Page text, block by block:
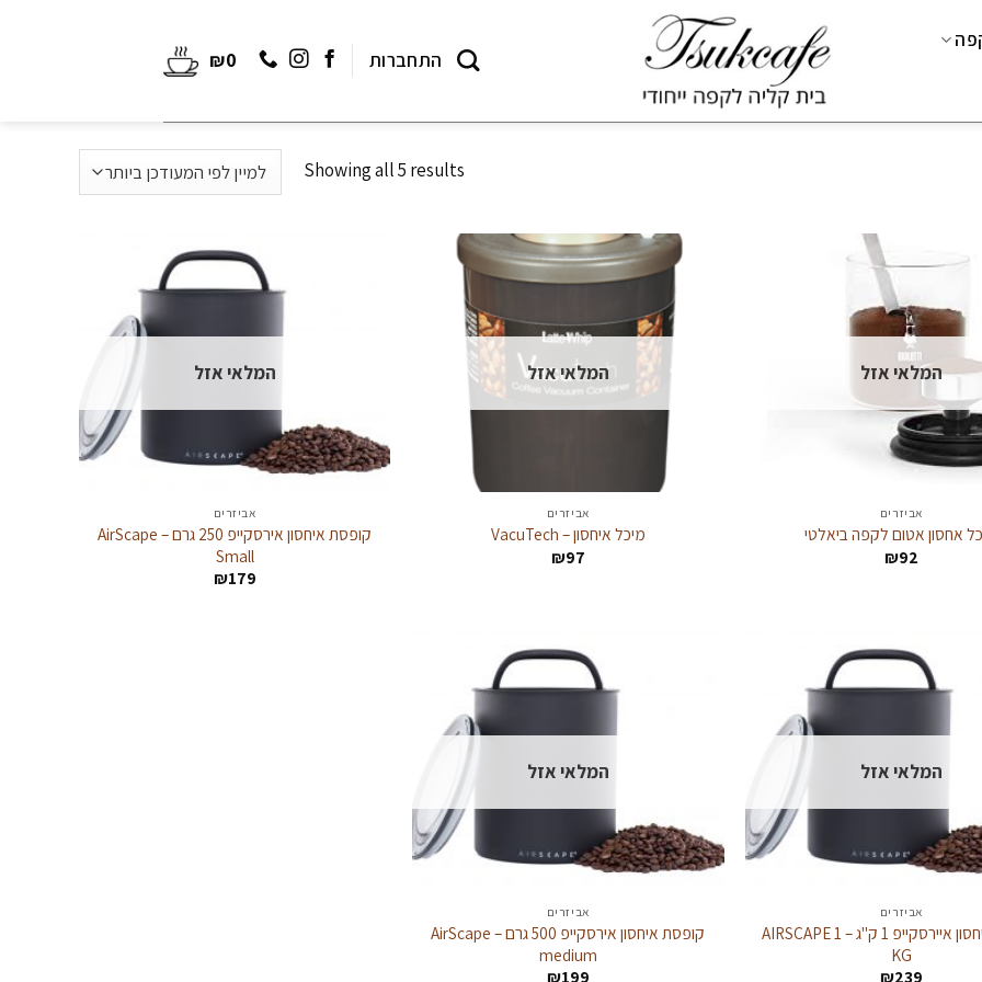
התחברות
₪0
Showing all 5 results
המלאי אזל
אביזרים
אחסון אטום לקפה ביאלטי
₪92
המלאי אזל
אביזרים
מיכל איחסון – VacuTech
₪97
המלאי אזל
אביזרים
קופסת איחסון אירסקייפ 250 גרם – AirScape
Small
₪179
המלאי אזל
אביזרים
קופסת איחסון איירסקייפ 1 ק"ג – AIRSCAPE 1
KG
₪239
המלאי אזל
אביזרים
קופסת איחסון אירסקייפ 500 גרם – AirScape
medium
₪199